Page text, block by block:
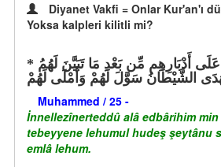
Diyanet Vakfi = Onlar Kur'an'ı
Yoksa kalpleri kilitli mi?
الشَّيْطَانُ سَوَّلَ لَهُمْ وَأَمْلَى لَهُمْ
Muhammed / 25 -
İnnellezînerteddû alâ edbârihim min
tebeyyene lehumul hudeş şeytânu
emlâ lehum.